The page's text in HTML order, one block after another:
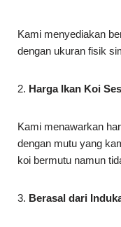
Kami menyediakan
dengan ukuran fisik
2. Harga Ikan Koi
Kami menawarkan
dengan mutu yang
koi bermutu namun
3. Berasal dari